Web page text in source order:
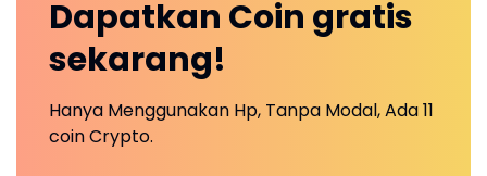
Dapatkan Coin gratis
sekarang!
Hanya Menggunakan Hp, Tanpa Modal, Ada 11
coin Crypto.